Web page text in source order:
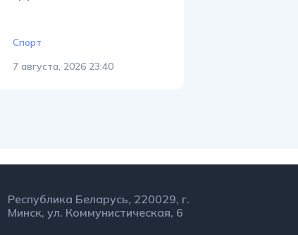
Спорт
7 августа, 2026 23:40
Республика Беларусь, 220029, г.
Минск, ул. Коммунистическая, 6